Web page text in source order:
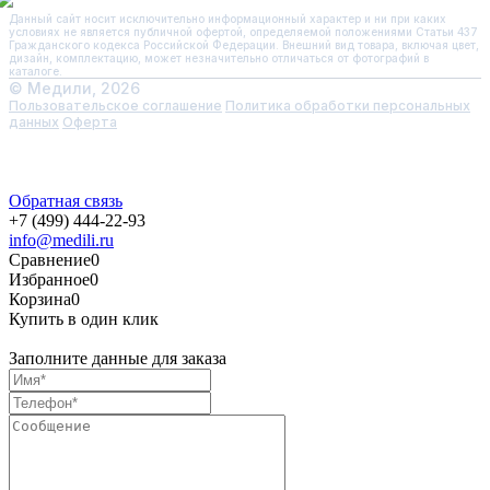
Данный сайт носит исключительно информационный характер и ни при каких
условиях не является публичной офертой, определяемой положениями Статьи 437
Гражданского кодекса Российской Федерации. Внешний вид товара, включая цвет,
дизайн, комплектацию, может незначительно отличаться от фотографий в
каталоге.
© Медили, 2026
Пользовательское соглашение Политика обработки персональных
данных Оферта
Обратная связь
+7 (499) 444-22-93
info@medili.ru
Сравнение0
Избранное0
Корзина0
Купить в один клик
Заполните данные для заказа